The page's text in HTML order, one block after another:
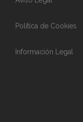
Política de Cookies
Información Legal